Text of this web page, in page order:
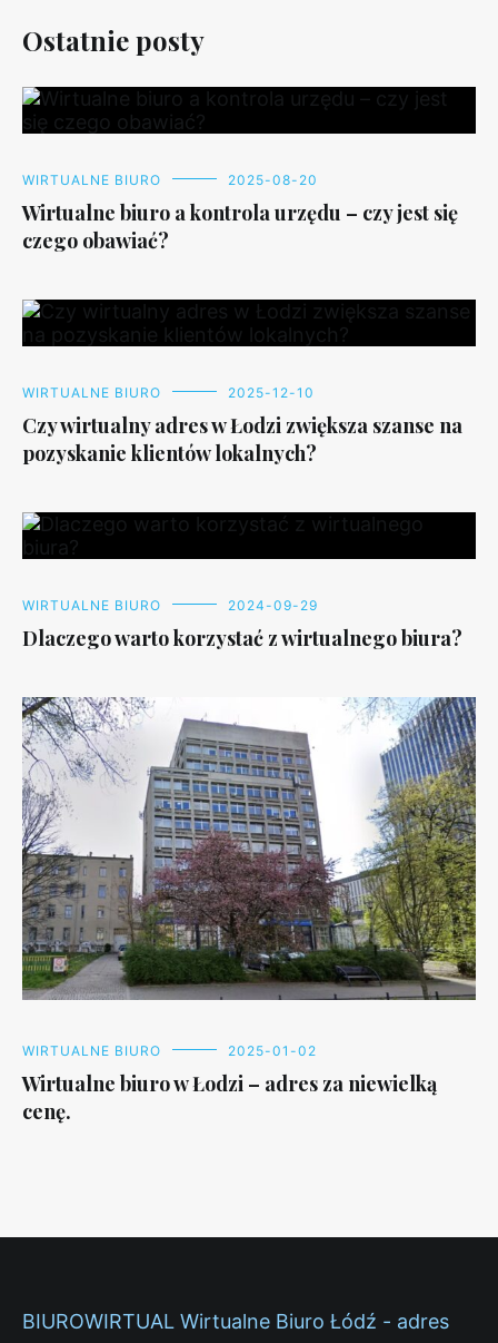
Ostatnie posty
WIRTUALNE BIURO 2025-08-20
Wirtualne biuro a kontrola urzędu – czy jest się
czego obawiać?
WIRTUALNE BIURO 2025-12-10
Czy wirtualny adres w Łodzi zwiększa szanse na
pozyskanie klientów lokalnych?
WIRTUALNE BIURO 2024-09-29
Dlaczego warto korzystać z wirtualnego biura?
WIRTUALNE BIURO 2025-01-02
Wirtualne biuro w Łodzi – adres za niewielką
cenę.
BIUROWIRTUAL Wirtualne Biuro Łódź - adres